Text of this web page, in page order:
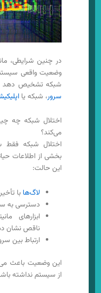
در چنین شرایطی،
وضعیت واقعی
شبکه تشخیص دهد
سرور، شبکه یا
اختلال شبکه چه
می‌کند؟
اختلال شبکه فقط
بخشی از اطلاعات
این حالت:
لاگ‌ها با
دسترسی به
ابزارهای
ناقص نشان
ارتباط بین
این وضعیت باعث
از سیستم نداشته